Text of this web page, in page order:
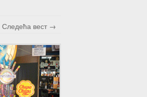
Следећа вест →